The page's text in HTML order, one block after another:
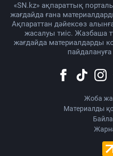
«SN.kz» ақпараттық
жағдайда ғана
Ақпараттан дәйексөз
жасалуы тиіс. Жазбаша
жағдайда материалдарды
Жоба
Материалды